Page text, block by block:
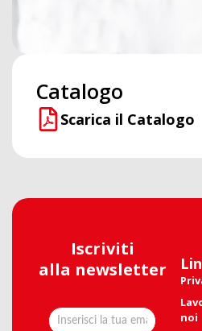
Catalogo
Scarica il Catalogo
Iscriviti
alla newsletter
noi